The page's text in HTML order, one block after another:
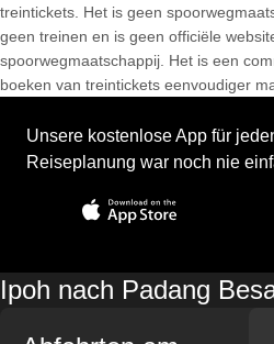
treintickets. Het is geen
geen treinen en is geen officiële
spoorwegmaatschappij. Het is een
boeken van treintickets eenvoudiger
Unsere kostenlose App für
Reiseplanung war noch nie
Ipoh nach Padang